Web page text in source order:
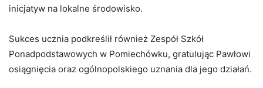
inicjatyw na lokalne środowisko.
Sukces ucznia podkreślił również Zespół Szkół
Ponadpodstawowych w Pomiechówku, gratulując Pawłowi
osiągnięcia oraz ogólnopolskiego uznania dla jego działań.